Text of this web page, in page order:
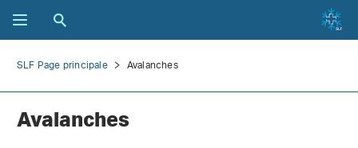
SLF Page principale Avalanches
Avalanches